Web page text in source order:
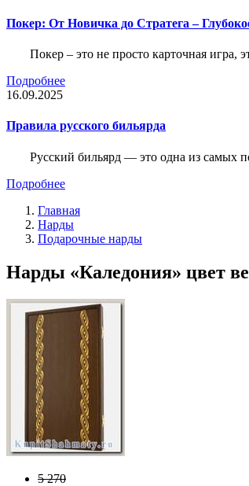
Покер: От Новичка до Стратега –
Покер – это не просто карточная игра,
Подробнее
16.09.2025
Правила русского бильярда
Русский бильярд — это одна из самых
Подробнее
Главная
Нарды
Подарочные нарды
Нарды «Каледония» цвет
5 270